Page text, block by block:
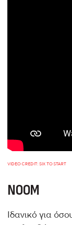
VIDEO CREDIT: SIX TO START
NOOM
Ιδανικό για